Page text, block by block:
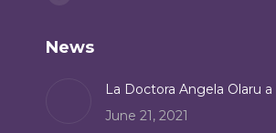
opens
window
News
La Doctora Angela Olaru a
June 21, 2021